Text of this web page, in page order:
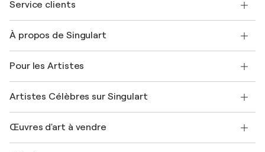
Service clients
Expédition
Offrir une carte cadeau
Rejoignez notre programme commercial
Mon compte
+33 1 76 44 06 42
À propos de Singulart
FAQ
Magazine Singulart
Emplois
Découvrez une sélection d'art original
Pour les Artistes
Se connecter en tant qu'Artiste
Artistes Célèbres sur Singulart
Marc Chagall
Œuvres d'art à vendre